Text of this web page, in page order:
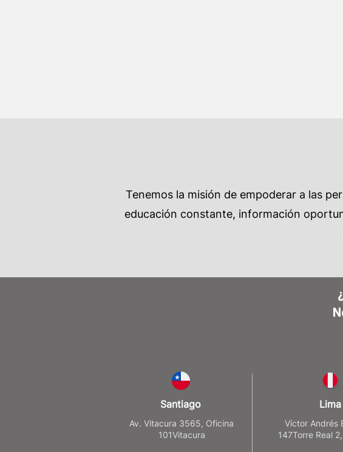
Tenemos la misión de empoderar a las
educación constante, información
Santiago
Av. Vitacura 3565, Oficina
101Vitacura
Lima
Víctor Andrés
147Torre Real